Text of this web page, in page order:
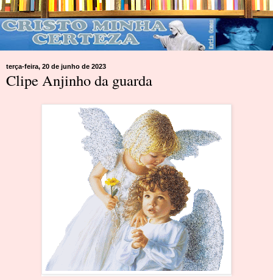
terça-feira, 20 de junho de 2023
Clipe Anjinho da guarda